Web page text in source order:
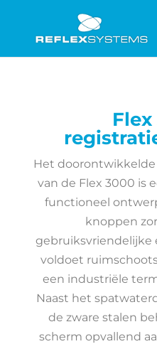
Het
van de Flex 3000 is
functioneel
knoppen
gebruiksvriendelijke
voldoet
een industriële
Naast het
de zware stalen
scherm opvallend